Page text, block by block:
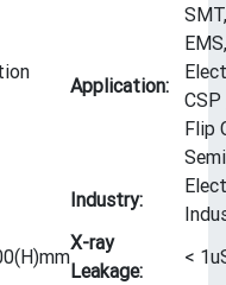
Application:
SMT,
CSP
Flip
Industry:
X-ray
Leakage:
<